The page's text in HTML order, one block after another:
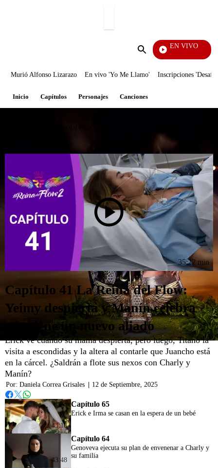
Enviar
EN VIVO
Televentas
Murió Alfonso Lizarazo En vivo 'Yo Me Llamo' Inscripciones
Inicio Capítulos Personajes Canciones
35:22 min
Capítulo 41 La Reina del Flow:
Yeimy despierta y Manín celebra
que tiene un nuevo aliado
Erick ve cuando su mamá despierta, pero luego, Titano la
visita a escondidas y la altera al contarle que Juancho está
en la cárcel. ¿Saldrán a flote sus nexos con Charly y
Manín?
Por: Daniela Correa Grisales 12 de Septiembre, 2025
Facebook
Twitter
Whatsapp
43:18
Capítulo 65
Erick e Irma se casan en la espera de un bebé
43:48
Capítulo 64
Genoveva ejecuta su plan de envenenar a Charly y
su familia